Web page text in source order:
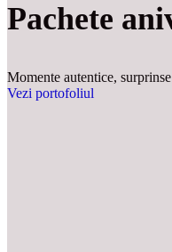
Pachete
Momente autentice,
Vezi portofoliul